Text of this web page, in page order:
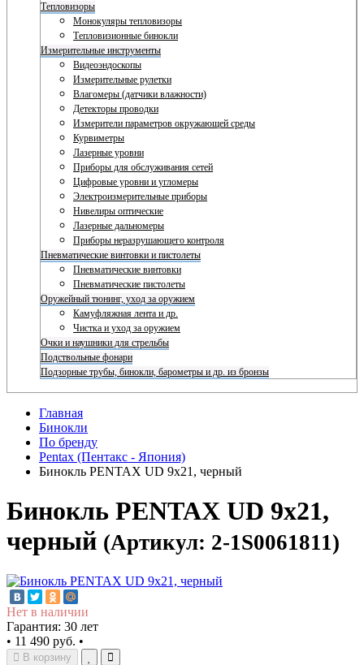
Тепловизоры
Монокуляры тепловизоры
Тепловизионные бинокли
Измерительные инструменты
Видеоэндоскопы
Измерительные рулетки
Влагомеры (датчики влажности)
Детекторы проводки
Измерители параметров окружающей среды
Курвиметры
Лазерные уровни
Приборы для обслуживания сетей
Цифровые уровни и угломеры
Электроизмерительные приборы
Нивелиры оптические
Лазерные дальномеры
Приборы неразрушающего контроля
Пневматические винтовки и пистолеты
Пневматические винтовки
Пневматические пистолеты
Оружейный тюнинг, уход за оружием
Камуфляжная лента и др.
Чистка и уход за оружием
Очки и наушники для стрельбы
Подствольные фонари
Подзорные трубы, бинокли, барометры и др. из бронзы
Главная
Бинокли
По бренду
Pentax (Пентакс - Япония)
Бинокль PENTAX UD 9x21, черный
Бинокль PENTAX UD 9x21,
черный (Артикул: 2-1S0061811)
Нет в наличии
Гарантия: 30 лет
• 11 490 руб. •
В корзину